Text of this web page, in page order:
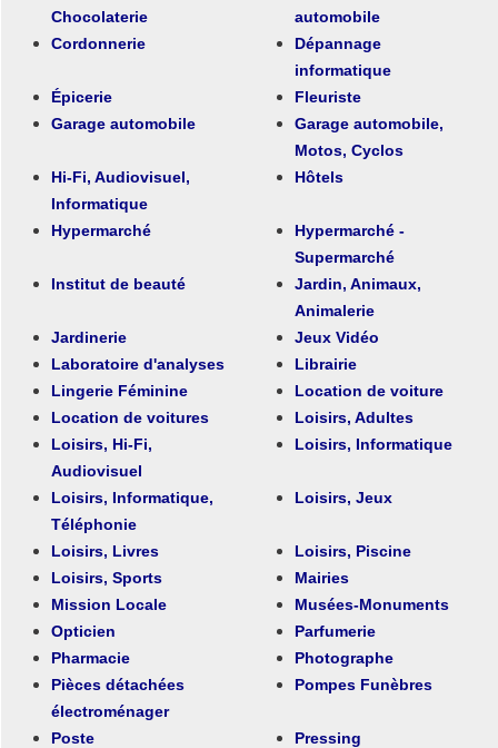
Chocolaterie
automobile
Cordonnerie
Dépannage
informatique
Épicerie
Fleuriste
Garage automobile
Garage automobile,
Motos, Cyclos
Hi-Fi, Audiovisuel,
Informatique
Hôtels
Hypermarché
Hypermarché -
Supermarché
Institut de beauté
Jardin, Animaux,
Animalerie
Jardinerie
Jeux Vidéo
Laboratoire d'analyses
Librairie
Lingerie Féminine
Location de voiture
Location de voitures
Loisirs, Adultes
Loisirs, Hi-Fi,
Audiovisuel
Loisirs, Informatique
Loisirs, Informatique,
Téléphonie
Loisirs, Jeux
Loisirs, Livres
Loisirs, Piscine
Loisirs, Sports
Mairies
Mission Locale
Musées-Monuments
Opticien
Parfumerie
Pharmacie
Photographe
Pièces détachées
électroménager
Pompes Funèbres
Poste
Pressing